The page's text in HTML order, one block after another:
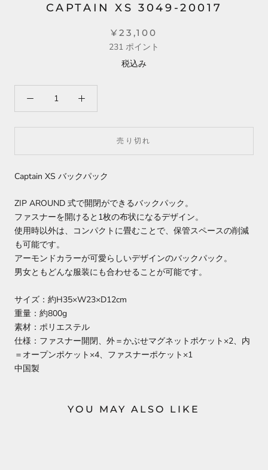
CAPTAIN XS 3049-20017
¥23,100
231 ポイント
税込み
売り切れ
Captain XS バックパック
ZIP AROUND 式で開閉ができるバックパック。
ファスナーを開けると1枚の布状になるデザイン。
使用時以外は、コンパクトに畳むことで、保管スペースの削減
も可能です。
アーモンドカラーが可愛らしいデザインのバックパック。
男女ともどんな服装にも合わせることが可能です。
サイズ：約H35×W23×D12cm
重量：約800g
素材：ポリエステル
仕様：ファスナー開閉、外＝かぶせマグネットポケット×2、内
＝オープンポケット×4、ファスナーポケット×1
中国製
YOU MAY ALSO LIKE